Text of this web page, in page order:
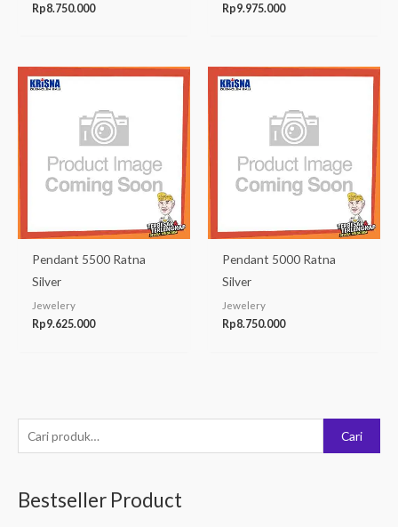
e
c
Cari
Bestseller Product
Rp8.750.000 Rp9.975.000
Pendant 5500 Ratna
Silver
Jewelery
Rp9.625.000
Pendant 5000 Ratna
Silver
Jewelery
Rp8.750.000